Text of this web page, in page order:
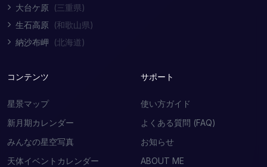
大台ケ原 (三重県)
生石高原 (和歌山県)
納沙布岬
(北海道)
コンテンツ
星景マップ
新月期カレンダー
みんなの星空写真
天体イベントカレンダー
サポート
使い方ガイド
よくある質問 (FAQ)
お知らせ
ABOUT ME